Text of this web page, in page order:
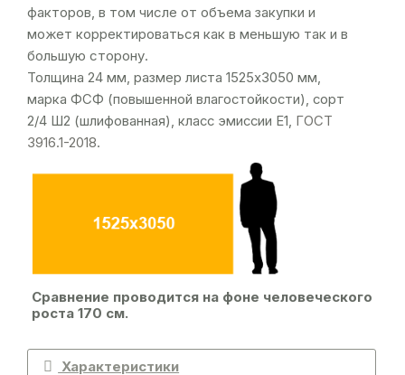
факторов, в том числе от объема закупки и
может корректироваться как в меньшую так и в
большую сторону.
Толщина 24 мм, размер листа 1525х3050 мм,
марка ФСФ (повышенной влагостойкости), сорт
2/4 Ш2 (шлифованная), класс эмиссии Е1, ГОСТ
3916.1-2018.
Сравнение проводится на фоне человеческого
роста 170 см.
Характеристики